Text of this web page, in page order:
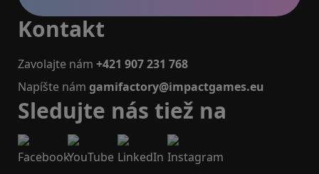
Kontakt
Zavolajte nám +421 907 231 768
Napíšte nám gamifactory@impactgames.eu
Sledujte nás tiež na